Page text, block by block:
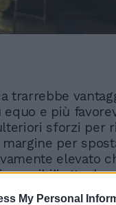
My Personal
trarrebbe
e più
sforzi per
margine per
elevato
e le